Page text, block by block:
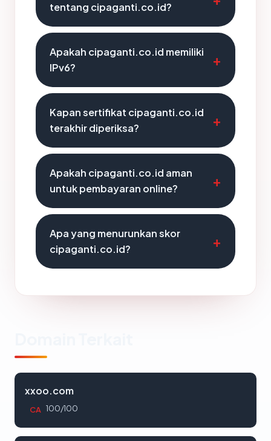
tentang cipaganti.co.id?
Apakah cipaganti.co.id memiliki
IPv6?
Kapan sertifikat cipaganti.co.id
terakhir diperiksa?
Apakah cipaganti.co.id aman
untuk pembayaran online?
Apa yang menurunkan skor
cipaganti.co.id?
xxoo.com
CA 100/100